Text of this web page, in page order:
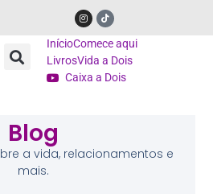
InícioComece aqui
LivrosVida a Dois
Caixa a Dois
Blog
a vida, relacionamentos e
mais.